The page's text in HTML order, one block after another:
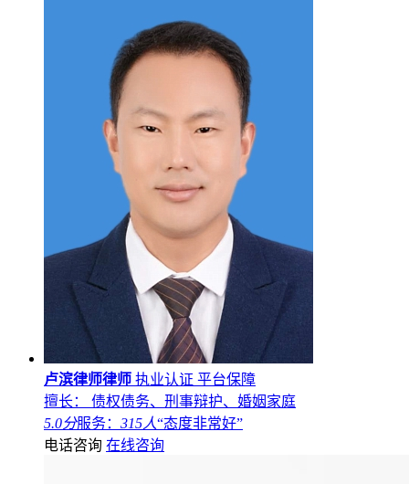
卢滨律师律师 执业认证 平台保障
擅长： 债权债务、刑事辩护、婚姻家庭
5.0分服务： 315人“态度非常好”
电话咨询 在线咨询